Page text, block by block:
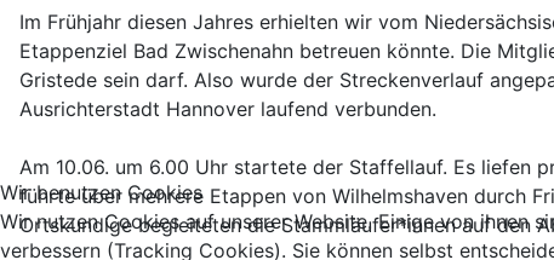
Im Frühjahr diesen Jahres erhielten wir vom
Etappenziel Bad Zwischenahn betreuen könnte. Die
Gristede sein darf. Also wurde der Streckenverlauf
Ausrichterstadt Hannover laufend verbunden.
Am 10.06. um 6.00 Uhr startete der Staffellauf. Es liefen
führte über mehrere Etappen von Wilhelmshaven durch
Ortskundige begleiteten die Stammläufer*innen auf den
Wir benutzen Cookies
Wir nutzen Cookies auf unserer Website. Einige von ihnen
verbessern (Tracking Cookies). Sie können selbst